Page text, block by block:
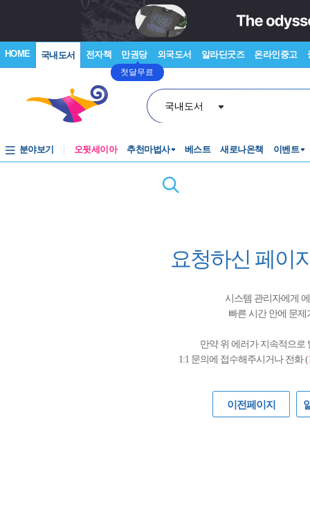
HOME 국내도서 전자책 만권당
첫달무료
외국도서 알라딘굿즈 온라인중고
국내도서
분야보기 오뒷세이아 추천마법사 베스트 새로나온책 이벤트
요청하신 페이
시스템 관리자에게
빠른 시간 안에 문
만약 위 에러가 지속적으로
1:1 문의에 접수해주시거나 전화 (
이전페이지